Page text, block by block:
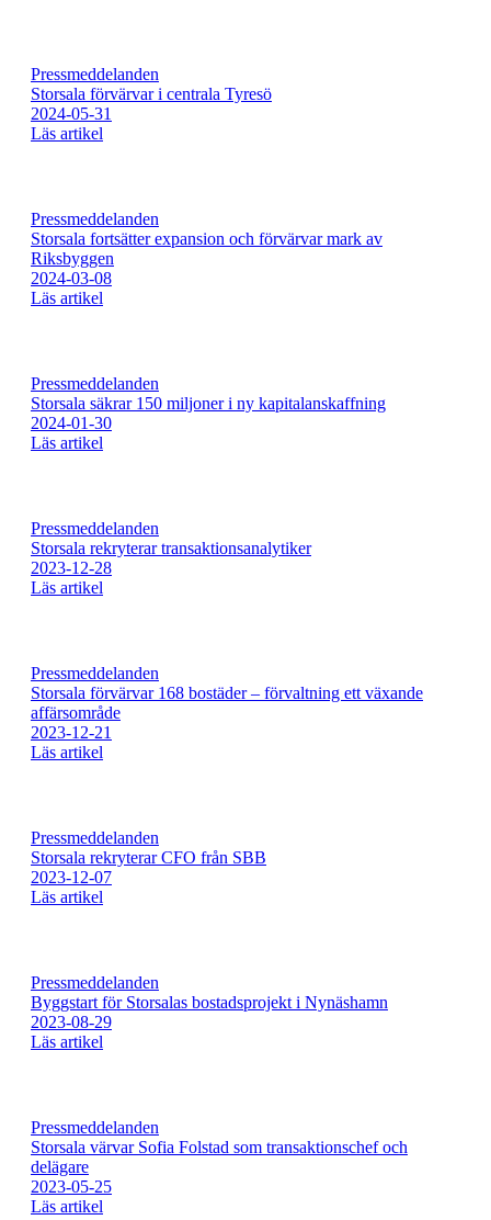
Pressmeddelanden
Storsala förvärvar i centrala Tyresö
2024-05-31
Läs artikel
Pressmeddelanden
Storsala fortsätter expansion och förvärvar mark av
Riksbyggen
2024-03-08
Läs artikel
Pressmeddelanden
Storsala säkrar 150 miljoner i ny kapitalanskaffning
2024-01-30
Läs artikel
Pressmeddelanden
Storsala rekryterar transaktionsanalytiker
2023-12-28
Läs artikel
Pressmeddelanden
Storsala förvärvar 168 bostäder – förvaltning ett växande
affärsområde
2023-12-21
Läs artikel
Pressmeddelanden
Storsala rekryterar CFO från SBB
2023-12-07
Läs artikel
Pressmeddelanden
Byggstart för Storsalas bostadsprojekt i Nynäshamn
2023-08-29
Läs artikel
Pressmeddelanden
Storsala värvar Sofia Folstad som transaktionschef och
delägare
2023-05-25
Läs artikel